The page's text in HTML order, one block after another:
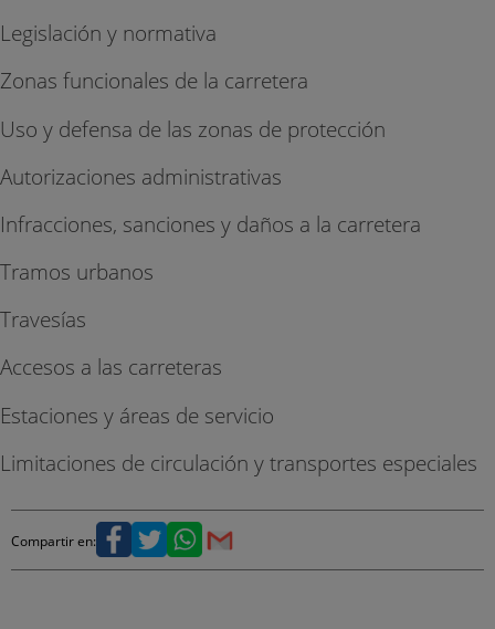
Legislación y normativa
Zonas funcionales de la carretera
Uso y defensa de las zonas de protección
Autorizaciones administrativas
Infracciones, sanciones y daños a la carretera
Tramos urbanos
Travesías
Accesos a las carreteras
Estaciones y áreas de servicio
Limitaciones de circulación y transportes especiales
Compartir en: